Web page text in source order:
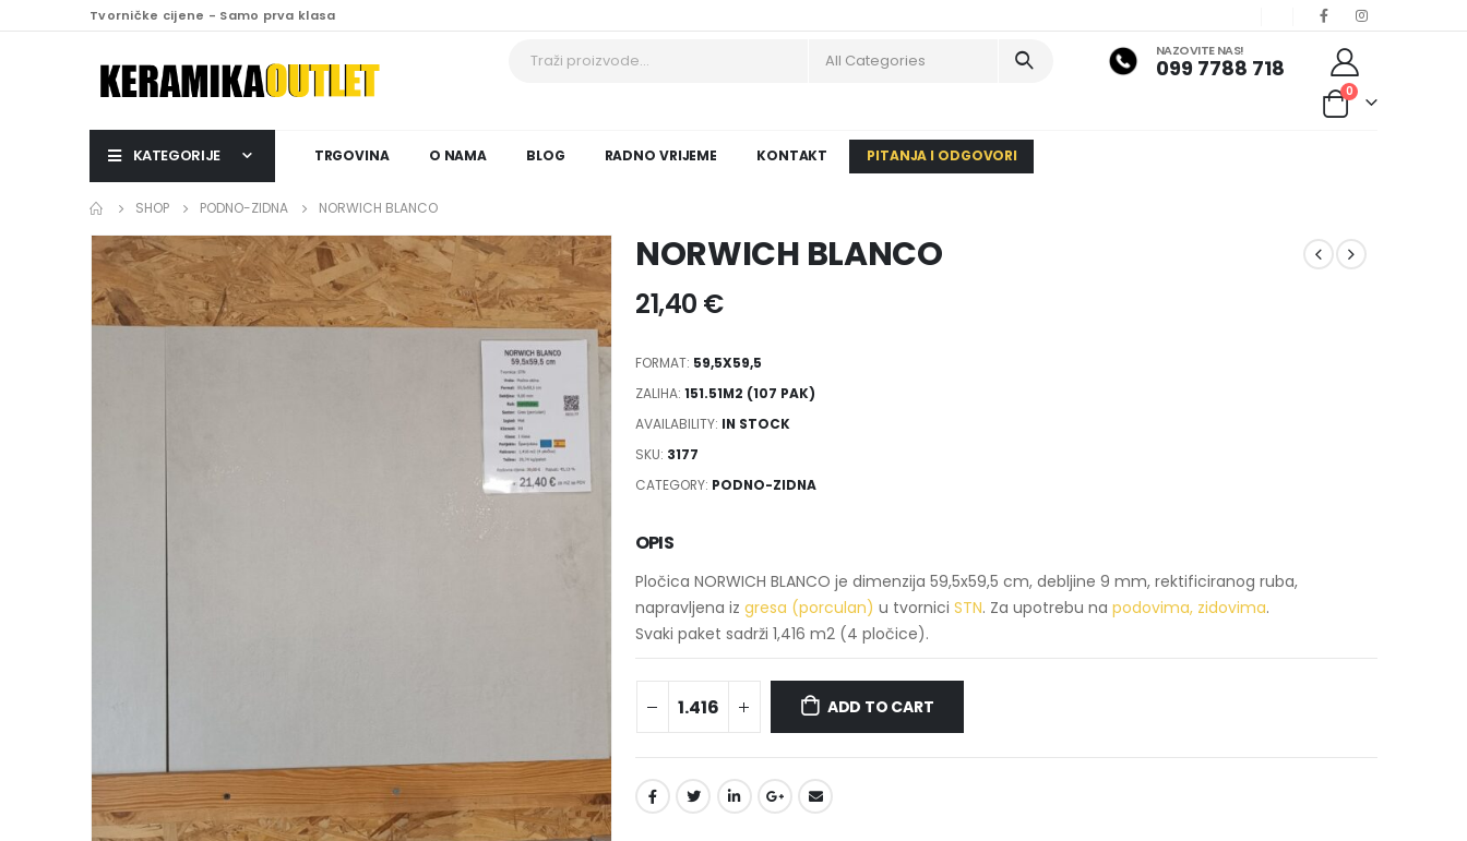
Tvorničke cijene - Samo prva klasa
NAZOVITE NAS!
099 7788 718
0
KATEGORIJE TRGOVINA O NAMA BLOG RADNO VRIJEME KONTAKT PITANJA I ODGOVORI
SHOP PODNO-ZIDNA NORWICH BLANCO
NORWICH BLANCO
21,40 €
FORMAT: 59,5X59,5
ZALIHA: 151.51M2 (107 PAK)
AVAILABILITY: IN STOCK
SKU: 3177
CATEGORY: PODNO-ZIDNA
OPIS
Pločica NORWICH BLANCO je dimenzija 59,5x59,5 cm, debljine 9 mm, rektificiranog ruba,
napravljena iz gresa (porculan) u tvornici STN. Za upotrebu na podovima, zidovima.
Svaki paket sadrži 1,416 m2 (4 pločice).
ADD TO CART